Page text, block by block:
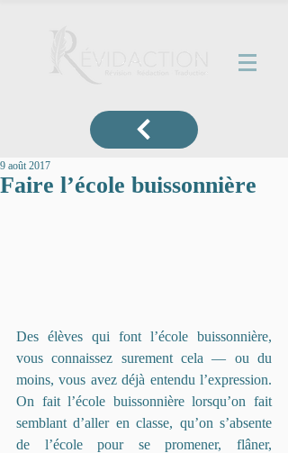
Faire l’école buissonnière
9 août 2017
Des élèves qui font l’école buissonnière,
vous connaissez surement cela — ou du
moins, vous avez déjà entendu l’expression.
On fait l’école buissonnière lorsqu’on fait
semblant d’aller en classe, qu’on s’absente
de l’école pour se promener, flâner,